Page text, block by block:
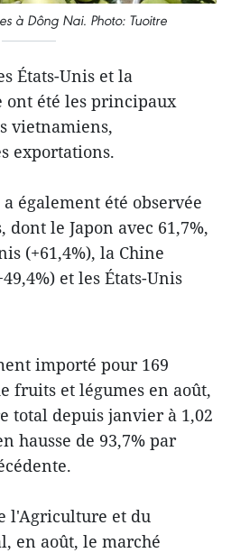
à Dông Nai. Photo: Tuoitre
États-Unis et la
ont été les principaux
vietnamiens,
exportations.
également été observée
dont le Japon avec 61,7%,
(+61,4%), la Chine
et les États-Unis
importé pour 169
fruits et légumes en août,
total depuis janvier à 1,02
hausse de 93,7% par
l'Agriculture et du
en août, le marché